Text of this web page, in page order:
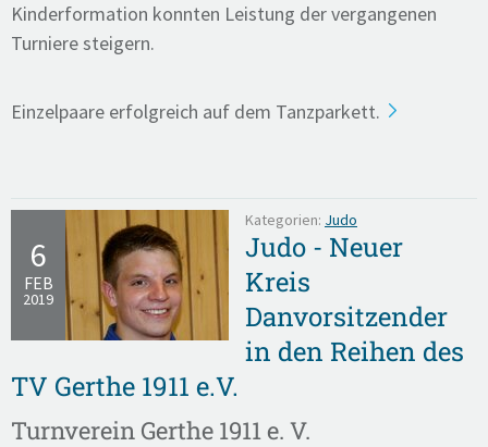
Kinderformation konnten Leistung der vergangenen
Turniere steigern.
Einzelpaare erfolgreich auf dem Tanzparkett.
6
FEB
2019
Kategorien: Judo
Judo - Neuer
Kreis
Danvorsitzender
in den Reihen des
TV Gerthe 1911 e.V.
Turnverein Gerthe 1911 e. V.